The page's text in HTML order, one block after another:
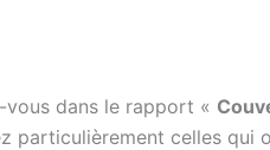
dans le rapport «
particulièrement celles qui